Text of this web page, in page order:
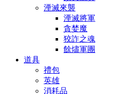
湮滅來襲
湮滅將軍
貪婪魔
狡詐之魂
餘燼軍團
道具
禮包
英雄
消耗品